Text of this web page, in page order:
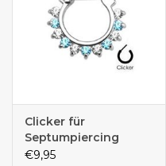
Clicker für
Septumpiercing
€9,95